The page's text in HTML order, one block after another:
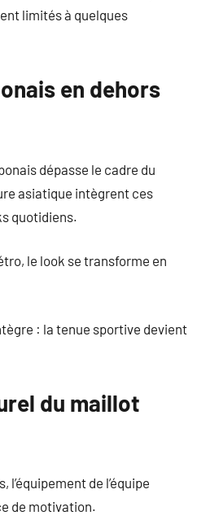
limités à quelques
en dehors
dépasse le cadre du
asiatique intègrent ces
quotidiens.
le look se transforme en
: la tenue sportive devient
du maillot
l’équipement de l’équipe
de motivation.